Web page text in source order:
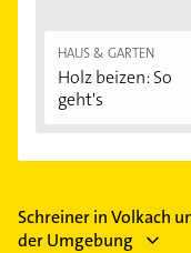
HAUS & GARTEN
Holz beizen: So
geht's
Schreiner in Volkach
der Umgebung